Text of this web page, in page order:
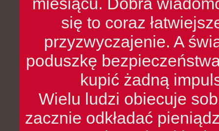
się to coraz
przyzwyczajenie. A
poduszkę
kupić żadną
Wielu ludzi obiecuje
zacznie odkładać